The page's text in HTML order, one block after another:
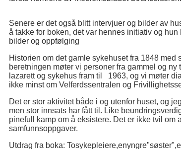
Senere er det også blitt intervjuer og bilder av
å takke for boken, det var hennes initiativ og
bilder og oppfølging
Historien om det gamle sykehuset fra 1848 med
beretningen møter vi personer fra gammel og
lazarett og sykehus fram til 1963, og vi møter
ikke minst om Velferdssentralen og
Det er stor aktivitet både i og utenfor huset, og
men stor innsats har fått til. Like
pinefull kamp om å eksistere. Det er ikke tvil om
samfunnsoppgaver.
Utdrag fra boka: